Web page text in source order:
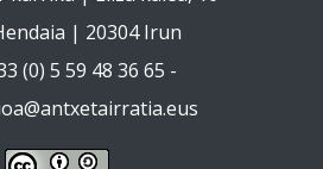
| 20304 Irun
(0) 5 59 48 36 65 -